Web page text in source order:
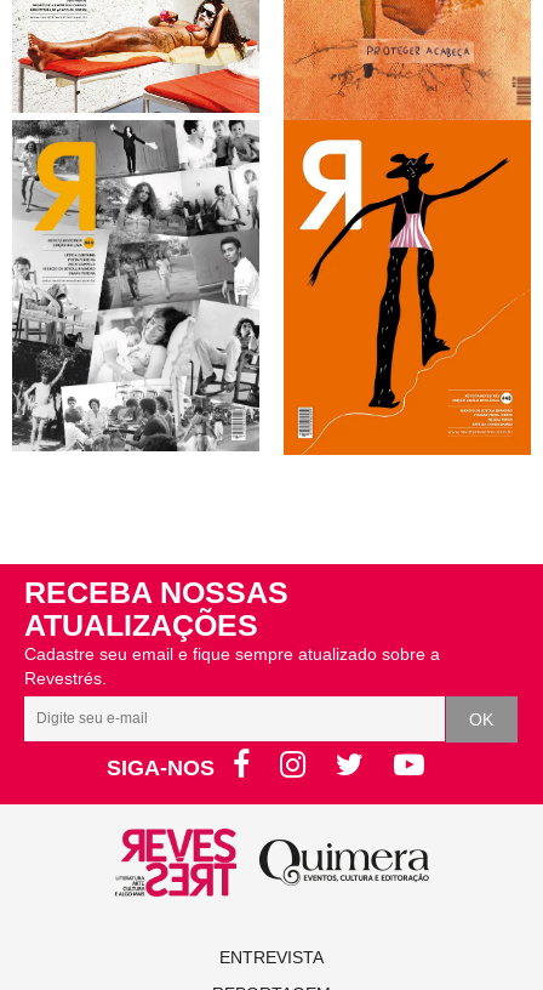
RECEBA NOSSAS
ATUALIZAÇÕES
Cadastre seu email e fique sempre atualizado sobre a
Revestrés.
SIGA-NOS
ENTREVISTA